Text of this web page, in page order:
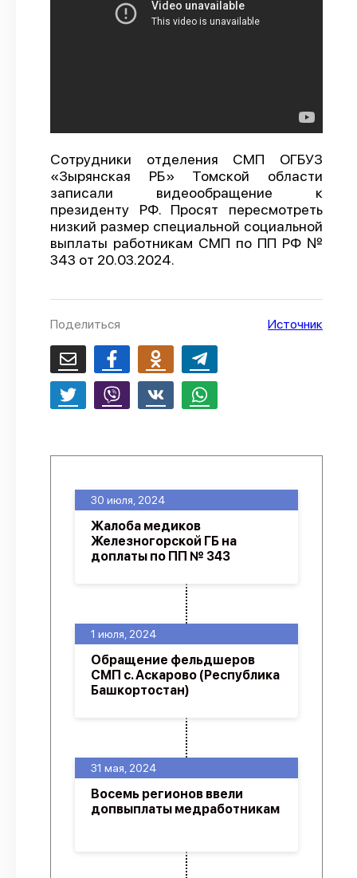
О проекте
Сотрудники отделения СМП ОГБУЗ
«Зырянская РБ» Томской области
записали видеообращение к
президенту РФ. Просят пересмотреть
низкий размер специальной социальной
выплаты работникам СМП по ПП РФ №
343 от 20.03.2024.
Поделиться Источник
31 мая, 2024
Восемь регионов ввели
допвыплаты медработникам
1 июля, 2024
Обращение фельдшеров
СМП с. Аскарово (Республика
Башкортостан)
30 июля, 2024
Жалоба медиков
Железногорской ГБ на
доплаты по ПП № 343